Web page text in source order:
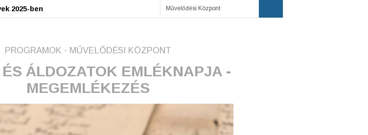
2025-ben Művelődési Központ
PROGRAMOK - MŰVELŐDÉSI KÖZPONT
ÉS ÁLDOZATOK EMLÉKNAPJA -
MEGEMLÉKEZÉS